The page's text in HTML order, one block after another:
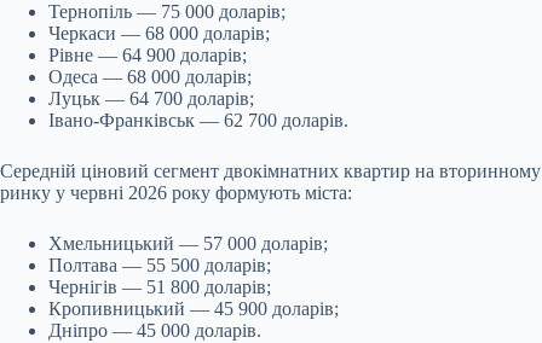
Тернопіль — 75 000 доларів;
Черкаси — 68 000 доларів;
Рівне — 64 900 доларів;
Одеса — 68 000 доларів;
Луцьк — 64 700 доларів;
Івано-Франківськ — 62 700 доларів.
Середній ціновий сегмент двокімнатних квартир на вторинному
ринку у червні 2026 року формують міста:
Хмельницький — 57 000 доларів;
Полтава — 55 500 доларів;
Чернігів — 51 800 доларів;
Кропивницький — 45 900 доларів;
Дніпро — 45 000 доларів.